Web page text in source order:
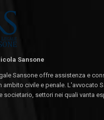
Sansone
Sansone offre assistenza e
ambito civile e penale. L'avvocato
societario, settori nei quali vanta